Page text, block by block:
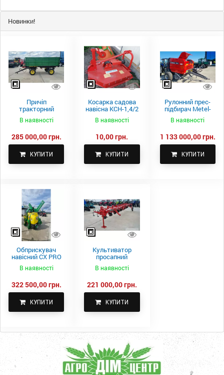
Новинки!
Причіп
тракторний
самоскидний
Spike 2 ПТС-4
В наявності
285 000,00 грн.
КУПИТИ
Косарка садова
навісна КСН-1,4/2
В наявності
10,00 грн.
КУПИТИ
Рулонний прес-
підбирач Metel-
Fach Z 587
В наявності
1 133 000,00 грн.
КУПИТИ
Обприскувач
навісний CX PRO
В наявності
322 500,00 грн.
КУПИТИ
Культиватор
просапний
КПН-5,6-05
В наявності
221 000,00 грн.
КУПИТИ